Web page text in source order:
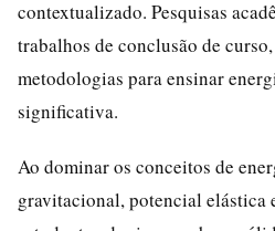
contextualizado. Pesquisas
trabalhos de conclusão de
metodologias para ensinar
significativa.
Ao dominar os conceitos de
gravitacional, potencial elástica